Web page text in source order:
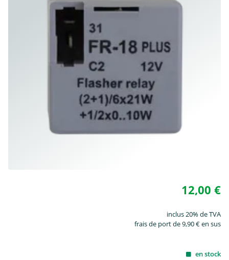
12,00 €
inclus 20% de TVA
frais de port de 9,90 € en sus
en stock